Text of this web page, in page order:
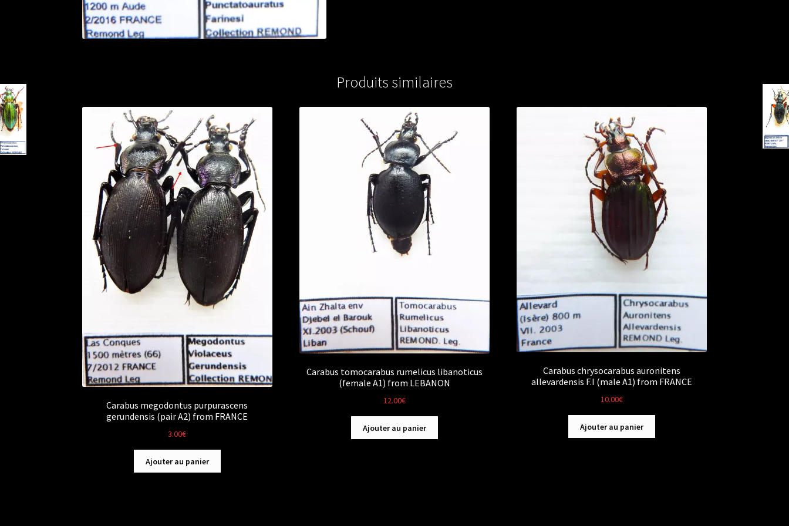
Produits similaires
Carabus megodontus purpurascens
gerundensis (pair A2) from FRANCE
3.00€
Ajouter au panier
Carabus tomocarabus rumelicus libanoticus
(female A1) from LEBANON
12.00€
Ajouter au panier
Carabus chrysocarabus auronitens
allevardensis F.I (male A1) from FRANCE
10.00€
Ajouter au panier